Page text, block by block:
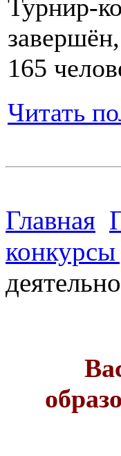
Турнир-
165
Читать
Главная
конкурсы